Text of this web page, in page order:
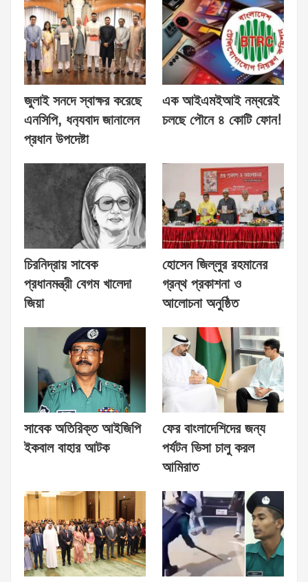
জুলাই সনদে স্বাক্ষর করেছে
এনসিপি, ধন‍্যবাদ জানালেন
প্রধান উপদেষ্টা
এক আইএমইআই নম্বরেই
চলছে পৌনে ৪ কোটি ফোন!
চিরনিদ্রায় সাবেক
প্রধানমন্ত্রী বেগম খালেদা
জিয়া
হোসেন জিল্লুর রহমানের
গ্রন্থ প্রকাশনা ও
আলোচনা অনুষ্ঠিত
সাবেক অতিরিক্ত আইজিপি
ইকবাল বাহার আটক
ফের বাংলাদেশিদের জন্য
পর্যটন ভিসা চালু করল
আমিরাত